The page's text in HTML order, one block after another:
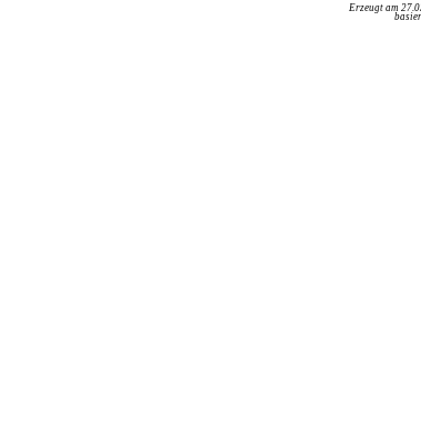
Erzeugt am